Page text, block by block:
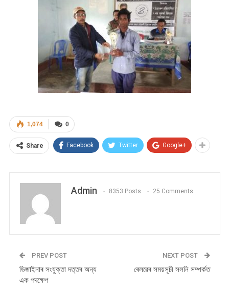
0
1,074
Share Facebook Twitter Google+
Admin 8353 Posts 25 Comments
PREV POST
ডিজাইনাৰ সংযুক্তা দত্তৰ অন্য
এক পদক্ষেপ
NEXT POST
ৰেলৱেৰ সময়সূচী সলনি সম্পৰ্কত